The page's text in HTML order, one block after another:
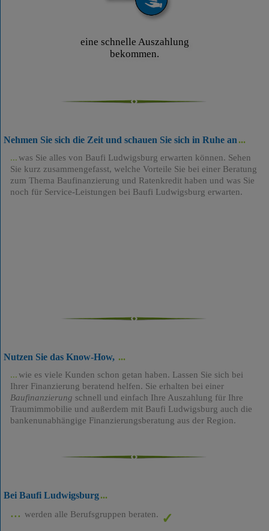
eine schnelle Auszahlung
bekommen.
Nehmen Sie sich die Zeit und schauen Sie sich in Ruhe an
was Sie alles von Baufi Ludwigsburg erwarten können. Sehen
Sie kurz zusammengefasst, welche Vorteile Sie bei einer Beratung
zum Thema Baufinanzierung und Ratenkredit haben und was Sie
noch für Service-Leistungen bei Baufi Ludwigsburg erwarten.
Nutzen Sie das Know-How,
wie es viele Kunden schon getan haben. Lassen Sie sich bei
Ihrer Finanzierung beratend helfen. Sie erhalten bei einer
Baufinanzierung schnell und einfach Ihre Auszahlung für Ihre
Traumimmobilie und außerdem mit Baufi Ludwigsburg auch die
bankenunabhängige Finanzierungsberatung aus der Region.
Bei Baufi Ludwigsburg
werden alle Berufsgruppen beraten.